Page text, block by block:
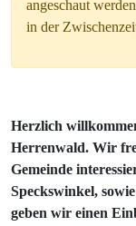
angeschaut
in der
Herzlich
Herrenwald. Wir
Gemeinde
Speckswinkel,
geben wir einen